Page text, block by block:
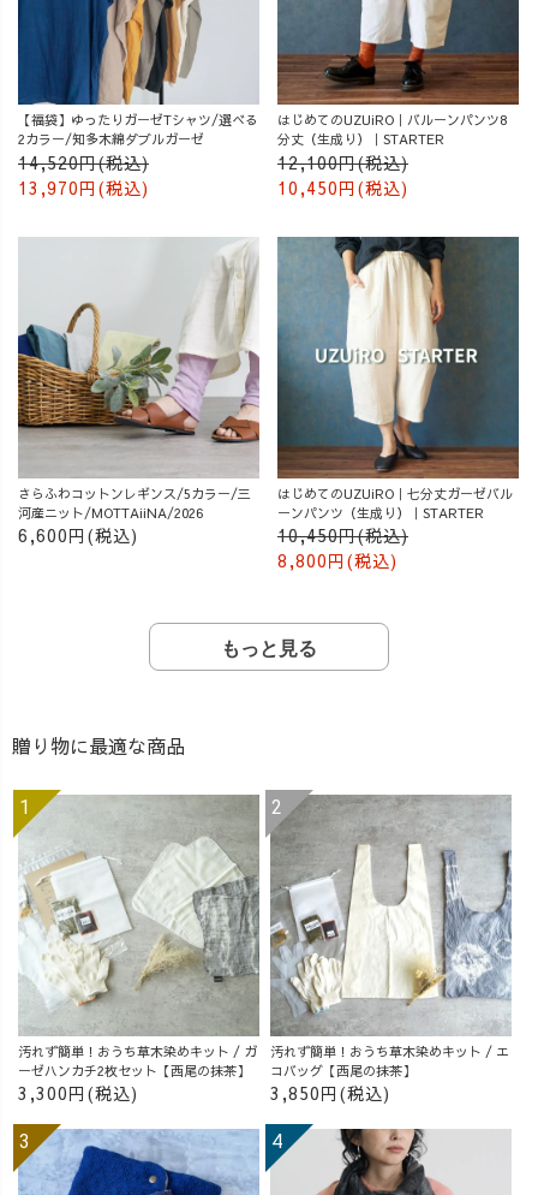
【福袋】ゆったりガーゼTシャツ/選べる
2カラー/知多木綿ダブルガーゼ
14,520円(税込)
13,970円(税込)
はじめてのUZUiRO｜バルーンパンツ8
分丈（生成り）｜STARTER
12,100円(税込)
10,450円(税込)
さらふわコットンレギンス/5カラー/三
河産ニット/MOTTAiiNA/2026
6,600円(税込)
はじめてのUZUiRO｜七分丈ガーゼバル
ーンパンツ（生成り）｜STARTER
10,450円(税込)
8,800円(税込)
もっと見る
贈り物に最適な商品
汚れず簡単！おうち草木染めキット / ガ
ーゼハンカチ2枚セット【西尾の抹茶】
3,300円(税込)
汚れず簡単！おうち草木染めキット / エ
コバッグ【西尾の抹茶】
3,850円(税込)